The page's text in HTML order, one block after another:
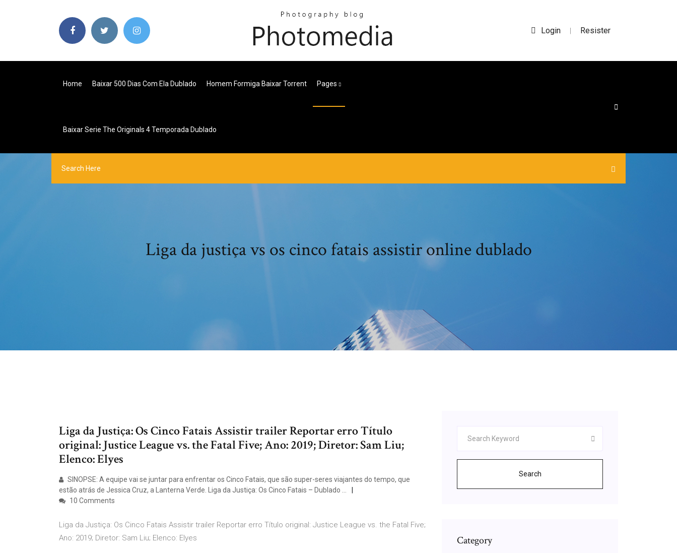
Login | Resister
Home Baixar 500 Dias Com Ela Dublado Homem Formiga Baixar Torrent Pages
Baixar Serie The Originals 4 Temporada Dublado
Liga da justiça vs os cinco fatais assistir online dublado
Liga da Justiça: Os Cinco Fatais Assistir trailer Reportar erro Título
original: Justice League vs. the Fatal Five; Ano: 2019; Diretor: Sam Liu;
Elenco: Elyes
SINOPSE: A equipe vai se juntar para enfrentar os Cinco Fatais, que são super-seres viajantes do tempo, que
estão atrás de Jessica Cruz, a Lanterna Verde. Liga da Justiça: Os Cinco Fatais – Dublado …
10 Comments
Liga da Justiça: Os Cinco Fatais Assistir trailer Reportar erro Título original: Justice League vs. the Fatal Five;
Ano: 2019; Diretor: Sam Liu; Elenco: Elyes
Search
Category